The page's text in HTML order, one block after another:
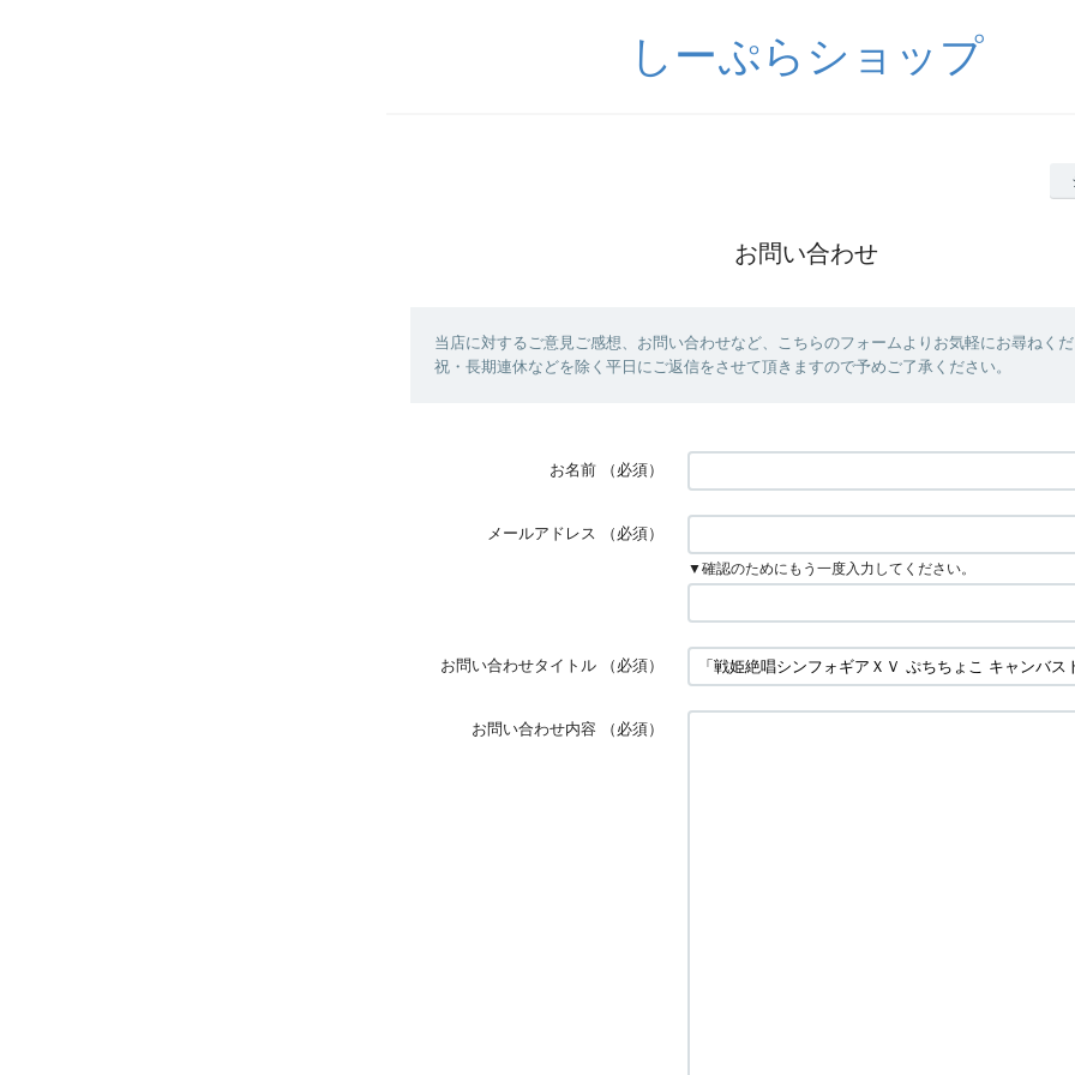
しーぷらショップ
お問い合わせ
当店に対するご意見ご感想、お問い合わせなど、こちらのフォームよりお気軽にお尋ねく
祝・長期連休などを除く平日にご返信をさせて頂きますので予めご了承ください。
お名前 （必須）
メールアドレス （必須）
▼確認のためにもう一度入力してください。
お問い合わせタイトル （必須）
お問い合わせ内容 （必須）